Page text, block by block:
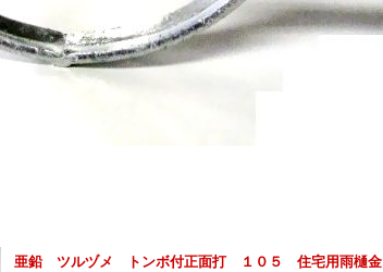
亜鉛 ツルヅメ トンボ付正面打 １０５ 住宅用雨樋金